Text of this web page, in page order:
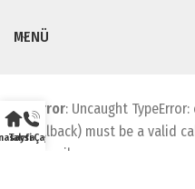
MENÜ
Taksi Çağır
Fatal error: Uncaught
#1 ($callback) must be a valid